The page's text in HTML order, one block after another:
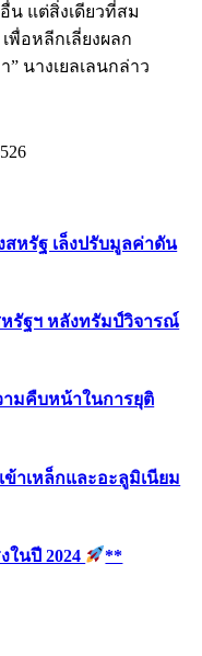
น แต่สิ่งเดียวที่สม
พื่อหลีกเลี่ยงผลก
นางเยลเลนกล่าว
สหรัฐ เล็งปรับมูลค่าดัน
รัฐฯ หลังทรัมป์วิจารณ์
มคืบหน้าในการยุติ
าเหล็กและอะลูมิเนียม
นปี 2024 **